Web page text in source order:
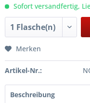
Sofort versandfertig,
Merken
Artikel-Nr.:
Beschreibung